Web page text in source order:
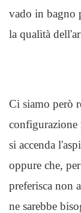
vado in bagno
la qualità
Ci siamo però
configurazione
si accenda
oppure che,
preferisca non
ne sarebbe